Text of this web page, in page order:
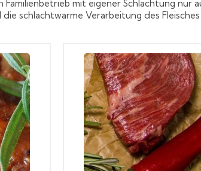
mit eigener Schlachtung nur
schlachtwarme Verarbeitung des